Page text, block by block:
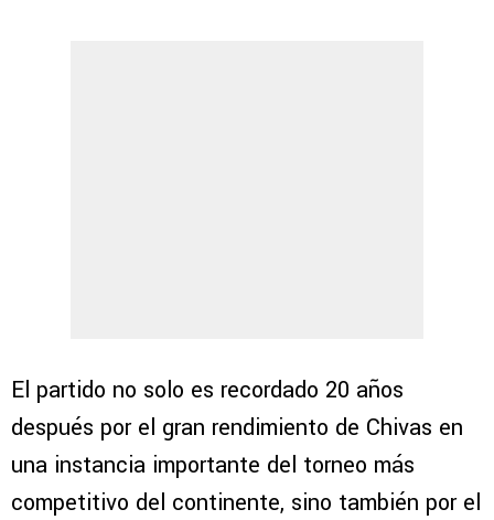
El partido no solo es recordado 20 años
después por el gran rendimiento de Chivas en
una instancia importante del torneo más
competitivo del continente, sino también por el